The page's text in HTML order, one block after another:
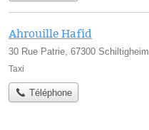
Ahrouille Hafid
30 Rue Patrie, 67300 Schiltigheim
Taxi
Téléphone